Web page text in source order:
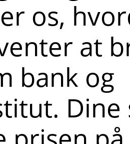
os,
at
bank og
Dine